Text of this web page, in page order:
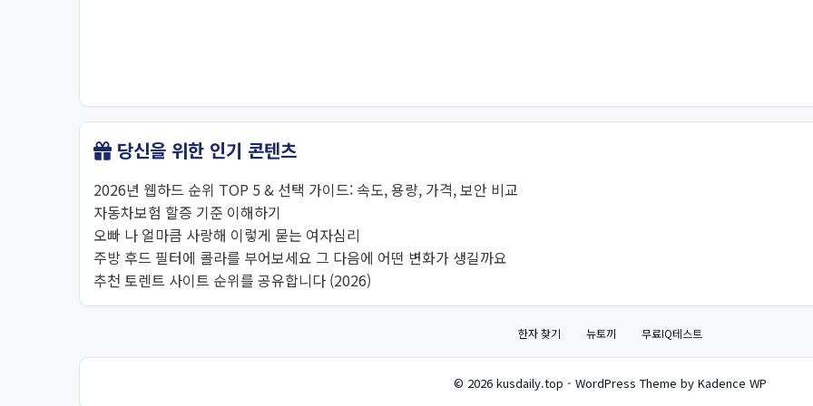
당신을 위한 인기 콘텐츠
2026년 웹하드 순위 TOP 5 & 선택 가이드: 속도, 용량, 가격, 보안 비교
자동차보험 할증 기준 이해하기
오빠 나 얼마큼 사랑해 이렇게 묻는 여자심리
주방 후드 필터에 콜라를 부어보세요 그 다음에 어떤 변화가 생길까요
추천 토렌트 사이트 순위를 공유합니다 (2026)
한자 찾기 뉴토끼 무료IQ테스트
© 2026 kusdaily.top - WordPress Theme by Kadence WP